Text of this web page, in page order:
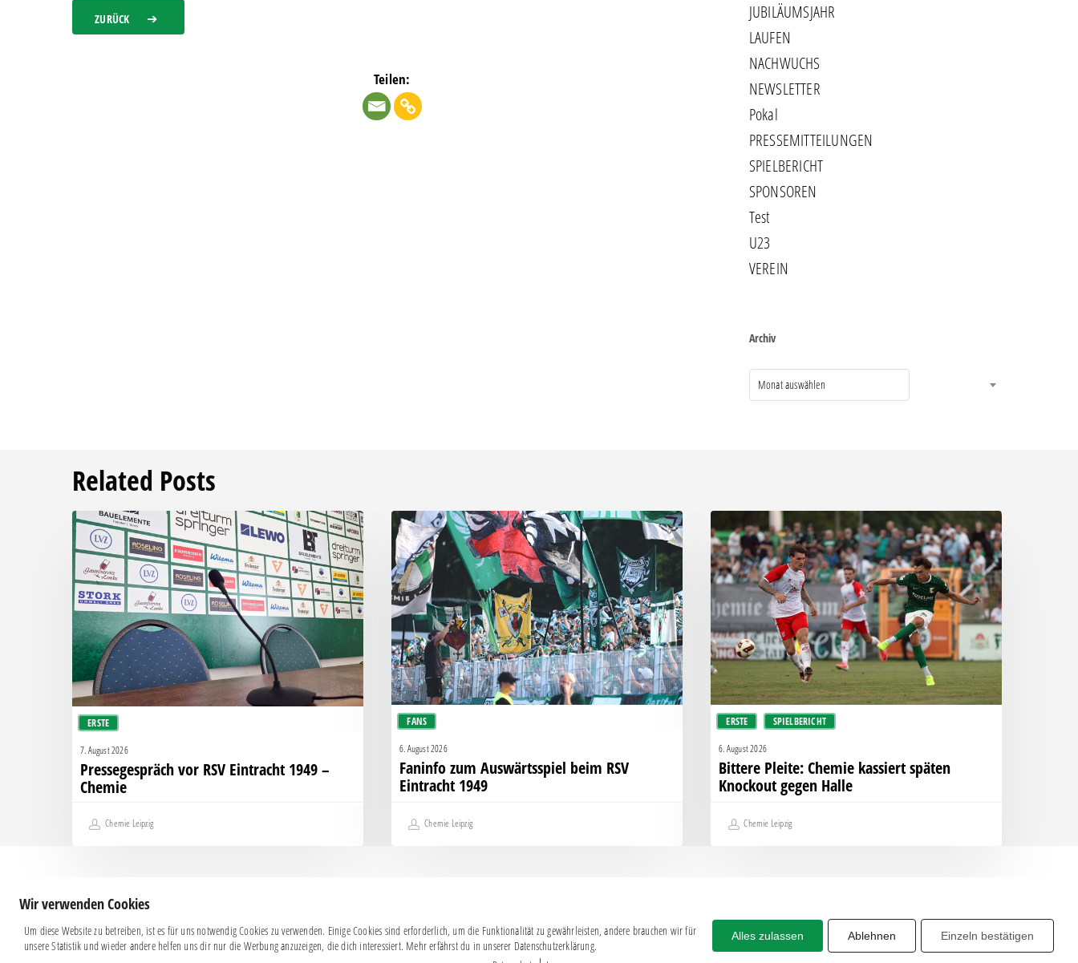
ZURÜCK
Teilen:
JUBILÄUMSJAHR
LAUFEN
NACHWUCHS
NEWSLETTER
Pokal
PRESSEMITTEILUNGEN
SPIELBERICHT
SPONSOREN
Test
U23
VEREIN
Archiv
Monat auswählen
Related Posts
ERSTE
Pressegespräch
vor
RSV
Eintracht
1949
–
Chemie
7. August 2026
Pressegespräch vor RSV Eintracht 1949 –
Chemie
Chemie Leipzig
FANS
Faninfo
zum
Auswärtsspiel
beim
RSV
Eintracht
1949
6. August 2026
Faninfo zum Auswärtsspiel beim RSV
Eintracht 1949
Chemie Leipzig
ERSTE SPIELBERICHT
Bittere
Pleite:
Chemie
kassiert
späten
Knockout
gegen
Halle
6. August 2026
Bittere Pleite: Chemie kassiert späten
Knockout gegen Halle
Chemie Leipzig
Share
Impressum|Datenschutz
BSG CHEMIE LEIPZIG © 2026
Wir verwenden Cookies
Um diese Website zu betreiben, ist es für uns notwendig Cookies zu verwenden. Einige Cookies sind erforderlich, um die Funktionalität zu gewährleisten, andere brauchen wir für
unsere Statistik und wieder andere helfen uns dir nur die Werbung anzuzeigen, die dich interessiert. Mehr erfährst du in unserer Datenschutzerklärung.
Alles zulassen Ablehnen Einzeln bestätigen